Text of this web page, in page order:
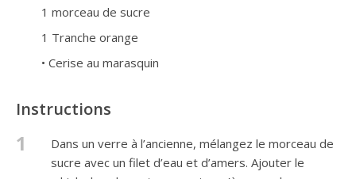
1 morceau de sucre
1 Tranche orange
• Cerise au marasquin
Instructions
1
Dans un verre à l’ancienne, mélangez le morceau de
sucre avec un filet d’eau et d’amers. Ajouter le